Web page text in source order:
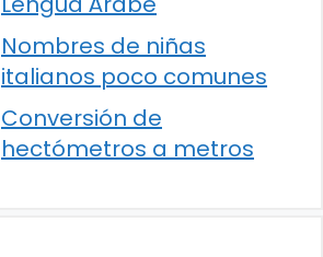
Nombres de niñas
italianos poco comunes
Conversión de
hectómetros a metros